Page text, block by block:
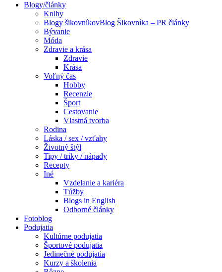
Blogy/články
Knihy
Blogy šikovníkovBlog Šikovníka – PR články
Bývanie
Móda
Zdravie a krása
Zdravie
Krása
Voľný čas
Hobby
Recenzie
Šport
Cestovanie
Vlastná tvorba
Rodina
Láska / sex / vzťahy
Životný štýl
Tipy / triky / nápady
Recepty
Iné
Vzdelanie a kariéra
Túžby
Blogs in English
Odborné články
Fotoblog
Podujatia
Kultúrne podujatia
Športové podujatia
Jedinečné podujatia
Kurzy a školenia